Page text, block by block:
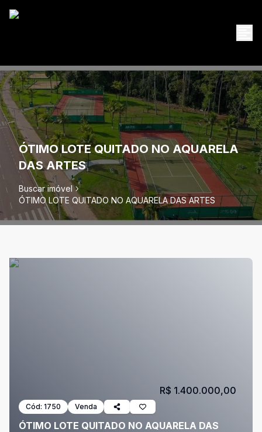
ÓTIMO LOTE QUITADO NO AQUARELA
DAS ARTES
Buscar imóvel
ÓTIMO LOTE QUITADO NO AQUARELA DAS ARTES
Cód: 1750 Venda
ÓTIMO LOTE QUITADO NO AQUARELA DAS
R$ 1.400.000,00